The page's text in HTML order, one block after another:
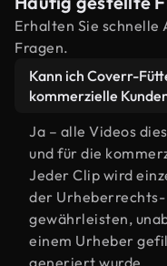
Erhalten Sie
Fragen.
Kann ich Coverr-
kommerzielle
Ja – alle Videos
und für die
Jeder Clip wird
der Urheberrechts-
gewährleisten,
einem Urheber
generiert wurde.